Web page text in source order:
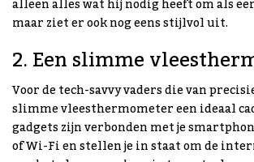
alleen alles wat hij nodig heeft om als
maar ziet er ook nog eens stijlvol uit.
2. Een slimme
Voor de tech-savvy vaders die van
slimme vleesthermometer een ideaal
gadgets zijn verbonden met je
of Wi-Fi en stellen je in staat om de